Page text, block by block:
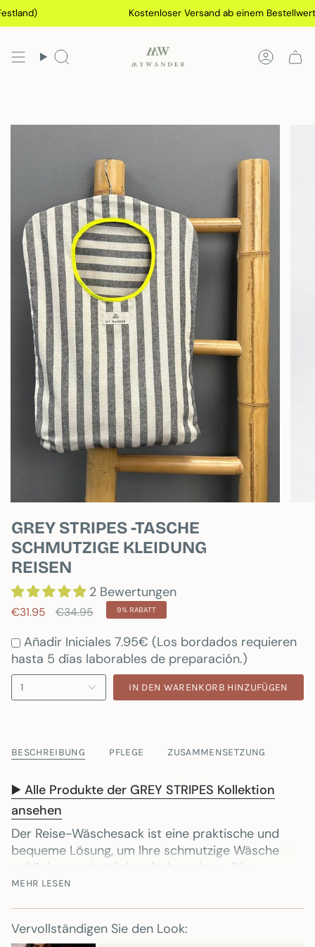
Gehen
Sie
Inhalt
Kostenloser Versand ab einem Bestellwert
Suchen Konto
GREY STRIPES -TASCHE
SCHMUTZIGE KLEIDUNG
REISEN
2 Bewertungen
€31.95
Regulärer
€34.95 9% RABATT
Añadir Iniciales 7.95€ (Los bordados requieren
hasta 5 días laborables de preparación.)
1 IN DEN WARENKORB HINZUFÜGEN
BESCHREIBUNG PFLEGE ZUSAMMENSETZUNG
▶️ Alle Produkte der GREY STRIPES Kollektion
ansehen
Der Reise-Wäschesack ist eine praktische und
bequeme Lösung, um Ihre schmutzige Wäsche
auf Reisen ordentlich aufzubewahren. Die
Taschen zeichnen sich durch originelle Designs
lässt sich der Beutel an jeder Tür oder jedem
MEHR LESEN
Vervollständigen Sie den Look: